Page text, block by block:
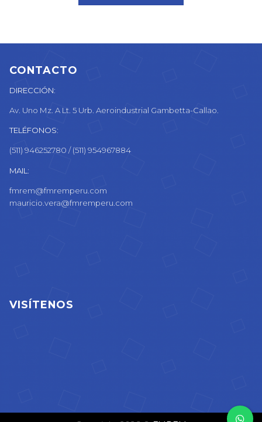
CONTACTO
DIRECCIÓN:
Av. Uno Mz. A Lt. 5 Urb. Aeroindustrial Gambetta-Callao.
TELÉFONOS:
(511) 946252780 / (511) 954967884
MAIL:
fmrem@fmremperu.com
mauricio.vera@fmremperu.com
VISÍTENOS